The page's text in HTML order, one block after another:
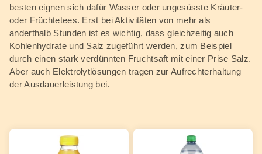
besten eignen sich dafür Wasser oder ungesüsste Kräuter-
oder Früchtetees. Erst bei Aktivitäten von mehr als
anderthalb Stunden ist es wichtig, dass gleichzeitig auch
Kohlenhydrate und Salz zugeführt werden, zum Beispiel
durch einen stark verdünnten Fruchtsaft mit einer Prise Salz.
Aber auch Elektrolytlösungen tragen zur Aufrechterhaltung
der Ausdauerleistung bei.